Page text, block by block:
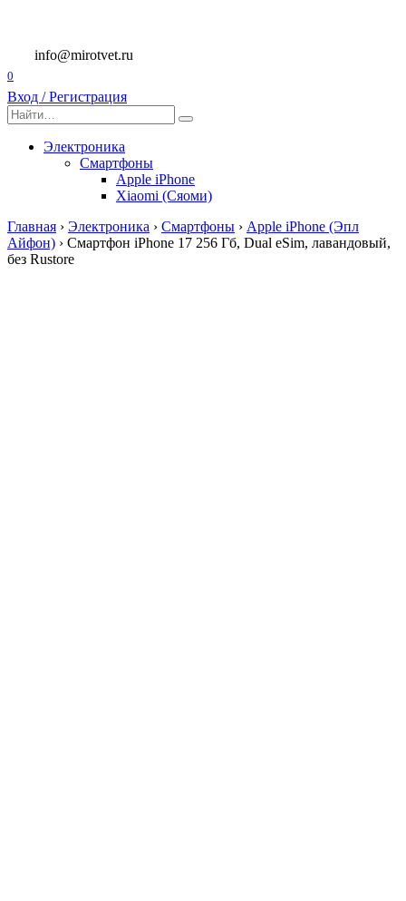
содержанию
info@mirotvet.ru
0
Вход / Регистрация
Search
for:
Электроника
Смартфоны
Apple iPhone
Xiaomi (Сяоми)
Главная › Электроника › Смартфоны › Apple iPhone (Эпл
Айфон) › Смартфон iPhone 17 256 Гб, Dual eSim, лавандовый,
без Rustore